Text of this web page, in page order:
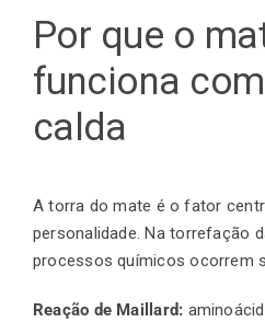
Por que o
funciona
calda
A torra do mate é o fator
personalidade. Natorrefação
processos químicos ocorrem
Reação de Maillard: